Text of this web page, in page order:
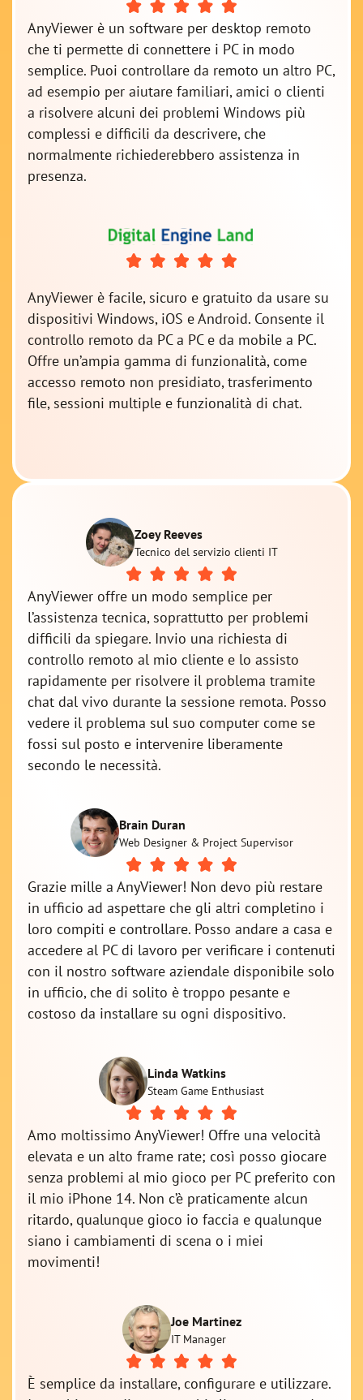
AnyViewer è un software per desktop remoto
che ti permette di connettere i PC in modo
semplice. Puoi controllare da remoto un altro PC,
ad esempio per aiutare familiari, amici o clienti
a risolvere alcuni dei problemi Windows più
complessi e difficili da descrivere, che
normalmente richiederebbero assistenza in
presenza.
AnyViewer è facile, sicuro e gratuito da usare su
dispositivi Windows, iOS e Android. Consente il
controllo remoto da PC a PC e da mobile a PC.
Offre un’ampia gamma di funzionalità, come
accesso remoto non presidiato, trasferimento
file, sessioni multiple e funzionalità di chat.
Zoey Reeves
Tecnico del servizio clienti IT
AnyViewer offre un modo semplice per
l’assistenza tecnica, soprattutto per problemi
difficili da spiegare. Invio una richiesta di
controllo remoto al mio cliente e lo assisto
rapidamente per risolvere il problema tramite
chat dal vivo durante la sessione remota. Posso
vedere il problema sul suo computer come se
fossi sul posto e intervenire liberamente
secondo le necessità.
Brain Duran
Web Designer & Project Supervisor
Grazie mille a AnyViewer! Non devo più restare
in ufficio ad aspettare che gli altri completino i
loro compiti e controllare. Posso andare a casa e
accedere al PC di lavoro per verificare i contenuti
con il nostro software aziendale disponibile solo
in ufficio, che di solito è troppo pesante e
costoso da installare su ogni dispositivo.
Linda Watkins
Steam Game Enthusiast
Amo moltissimo AnyViewer! Offre una velocità
elevata e un alto frame rate; così posso giocare
senza problemi al mio gioco per PC preferito con
il mio iPhone 14. Non c’è praticamente alcun
ritardo, qualunque gioco io faccia e qualunque
siano i cambiamenti di scena o i miei
movimenti!
Joe Martinez
IT Manager
È semplice da installare, configurare e utilizzare.